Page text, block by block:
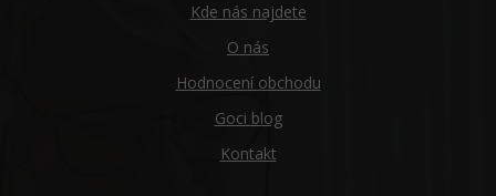
Kde nás najdete
O nás
Hodnocení obchodu
Goci blog
Kontakt